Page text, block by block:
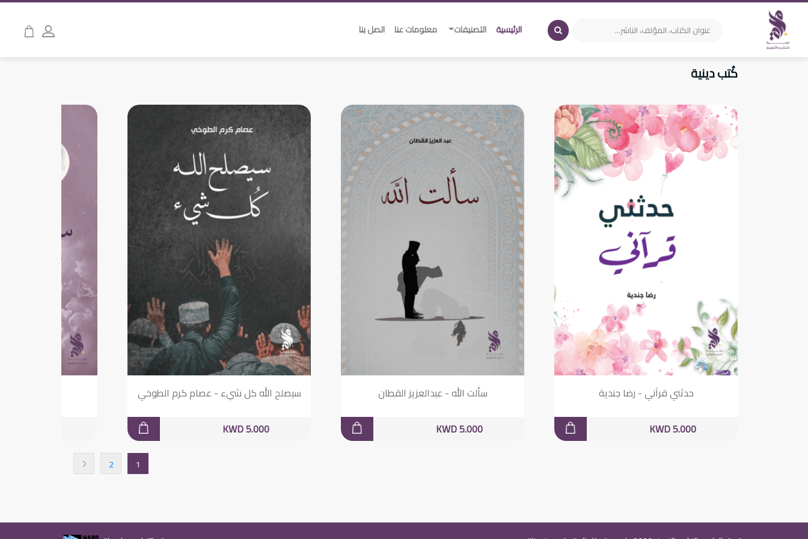
الرئيسية التصنيفات معلومات عنا اتصل بنا
كُتب دينية
حدثني قرآني - رضا جندية
KWD 5.000
سألت الله - عبدالعزيز القطان
KWD 5.000
سيصلح الله كل شيء - عصام كرم الطوخي
KWD 5.000
1
2